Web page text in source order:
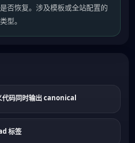
否恢复。涉及模板或全站配置的
型。
代码同时输出 canonical
标签